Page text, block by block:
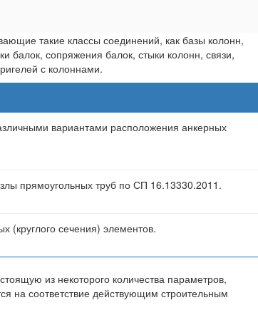
такие классы соединений, как базы колонн,
балок, сопряжения балок, стыки колонн, связи,
с колоннами.
вариантами расположения анкерных
прямоугольных труб по СП 16.13330.2011.
(круглого сечения) элементов.
из некоторого количества параметров,
на соответствие действующим строительным